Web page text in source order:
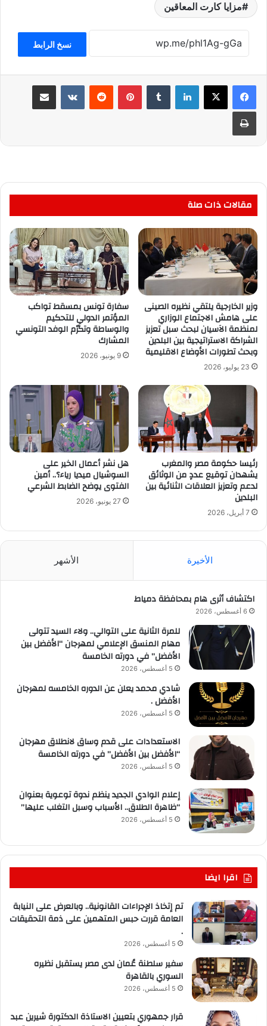
مزايا كارت المعاقين
نسخ الرابط
لينكدإن بينتيريست مشاركة عبر البريد
طباعة
مقالات ذات صلة
وزير الخارجية يلتقي نظيره الصينى
على هامش الاجتماع الوزاري
لمنظمة الآسيان لبحث سبل تعزيز
الشراكة الاستراتيجية بين البلدين
وبحث تطورات الأوضاع الاقليمية
23 يوليو، 2026
سفارة تونس بمسقط تواكب
المؤتمر الدولي للتحكيم
والوساطة وتكرّم الوفد التونسي
المشارك
9 يونيو، 2026
رئيسا حكومة مصر والمغرب
يشهدان توقيع عددٍ من الوثائق
لدعم وتعزيز العلاقات الثنائية بين
البلدين
7 أبريل، 2026
هل نشر أعمال الخير على
السوشيال ميديا رياء؟.. أمين
الفتوى يوضح الضابط الشرعي
27 يونيو، 2026
الأخيرة الأشهر
اكتشاف أثرى هام بمحافظة دمياط
6 أغسطس، 2026
للمرة الثانية على التوالي.. ولاء السيد تتولى
مهام المنسق الإعلامي لمهرجان “الأفضل بين
الأفضل” في دورته الخامسة
5 أغسطس، 2026
شادي محمد يعلن عن الدوره الخامسه لمهرجان
الأفضل .
5 أغسطس، 2026
الاستعدادات على قدم وساق لانطلاق مهرجان
“الأفضل بين الأفضل” في دورته الخامسة
5 أغسطس، 2026
إعلام الوادي الجديد ينظم ندوة توعوية بعنوان
“ظاهرة الطلاق.. الأسباب وسبل التغلب عليها”
5 أغسطس، 2026
اقرا ايضا
تم إتخاذ الإجراءات القانونية.. وبالعرض على النيابة
العامة قررت حبس المتهمين على ذمة التحقيقات
.
5 أغسطس، 2026
سفير سلطنة عُمان لدى مصر يستقبل نظيره
السوري بالقاهرة
5 أغسطس، 2026
قرار جمهوري بتعيين الاستاذة الدكتورة شيرين عبد